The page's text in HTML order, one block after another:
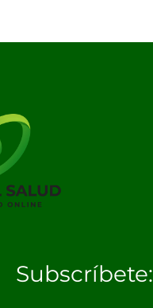
Subscríbete: